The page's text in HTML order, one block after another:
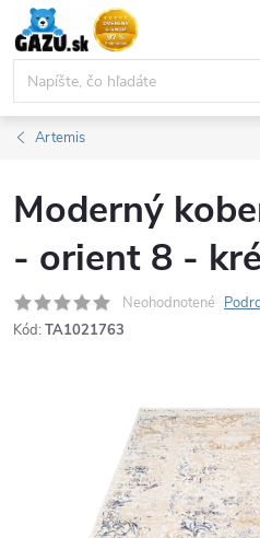
Prejsť
na
obsah
Artemis
Moderný
- orient 8 -
Neohodnotené
Kód: TA1021763